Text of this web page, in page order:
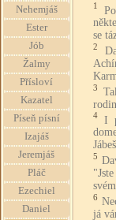
Nehemjáš
Ester
Jób
Žalmy
Přísloví
Kazatel
Píseň písní
Izajáš
Jeremjáš
Pláč
Ezechiel
Daniel
1
se
2
3
4
I
5
6
já